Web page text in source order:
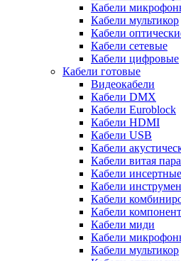
Кабели
Кабели мультикор
Кабели
Кабели сетевые
Кабели цифровые
Кабели готовые
Видеокабели
Кабели DMX
Кабели Euroblock
Кабели HDMI
Кабели USB
Кабели
Кабели витая пара
Кабели инсертные
Кабели
Кабели
Кабели
Кабели миди
Кабели
Кабели мультикор